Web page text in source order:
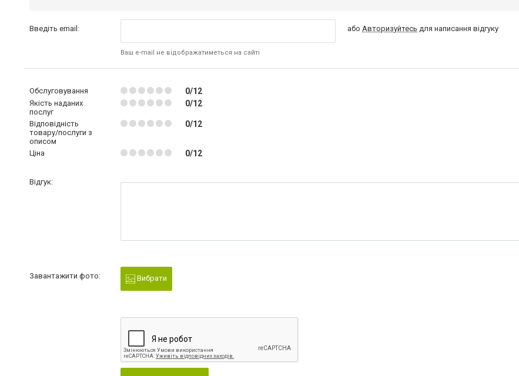
Введіть email:
Ваш e-mail не відображатиметься на сайті
абоАвторизуйтесь для написання відгуку
Обслуговування 0/12
Якість наданих
послуг
0/12
Відповідність
товару/послуги з
описом
0/12
Ціна 0/12
Відгук:
Завантажити фото: Вибрати